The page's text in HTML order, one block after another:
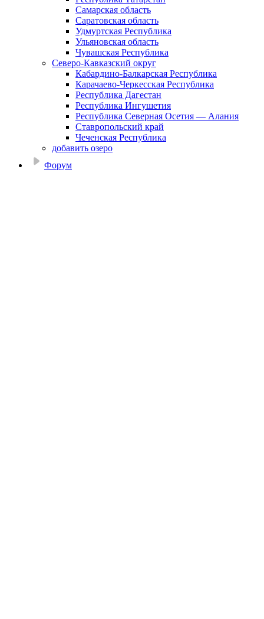
Самарская область
Саратовская область
Удмуртская Республика
Ульяновская область
Чувашская Республика
Северо-Кавказский округ
Кабардино-Балкарская Республика
Карачаево-Черкесская Республика
Республика Дагестан
Республика Ингушетия
Республика Северная Осетия — Алания
Ставропольский край
Чеченская Республика
добавить озеро
Форум